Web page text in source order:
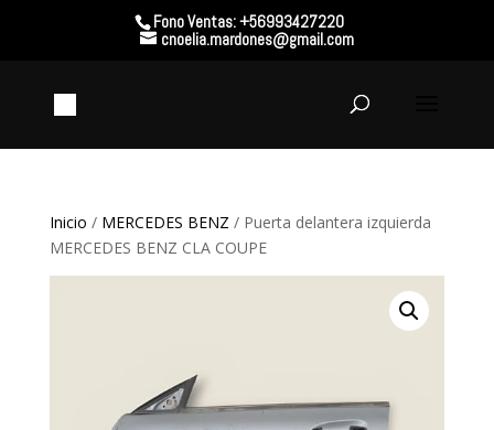
Fono Ventas: +56993427220
cnoelia.mardones@gmail.com
Inicio / MERCEDES BENZ / Puerta delantera izquierda
MERCEDES BENZ CLA COUPE